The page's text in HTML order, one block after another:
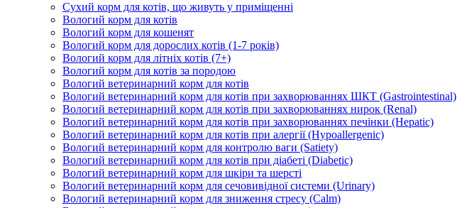
Сухий корм для котів, що живуть у приміщенні
Вологий корм для котів
Вологий корм для кошенят
Вологий корм для дорослих котів (1-7 років)
Вологий корм для літніх котів (7+)
Вологий корм для котів за породою
Вологий ветеринарний корм для котів
Вологий ветеринарний корм для котів при захворюваннях ШКТ (Gastrointestinal)
Вологий ветеринарний корм для котів при захворюваннях нирок (Renal)
Вологий ветеринарний корм для котів при захворюваннях печінки (Hepatic)
Вологий ветеринарний корм для котів при алергії (Hypoallergenic)
Вологий ветеринарний корм для контролю ваги (Satiety)
Вологий ветеринарний корм для котів при діабеті (Diabetic)
Вологий ветеринарний корм для шкіри та шерсті
Вологий ветеринарний корм для сечовивідної системи (Urinary)
Вологий ветеринарний корм для зниження стресу (Calm)